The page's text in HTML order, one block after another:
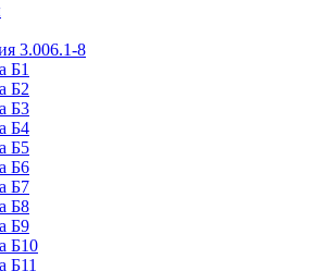
3.006.1-8
Б1
Б2
Б3
Б4
Б5
Б6
Б7
Б8
Б9
Б10
Б11